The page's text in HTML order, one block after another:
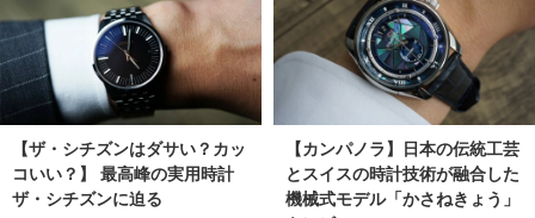
【ザ・シチズンはダサい？カッ
コいい？】 最高峰の実用時計
ザ・シチズンに迫る
【カンパノラ】日本の伝統工芸
とスイスの時計技術が融合した
機械式モデル「かさねきょう」